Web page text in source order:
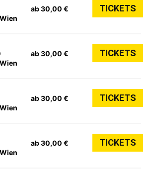
ab 30,00 € TICKETS
ab 30,00 € TICKETS
ab 30,00 € TICKETS
ab 30,00 € TICKETS